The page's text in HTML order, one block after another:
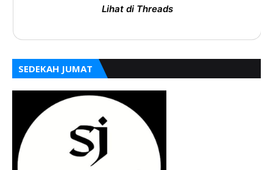
Lihat di Threads
SEDEKAH JUMAT